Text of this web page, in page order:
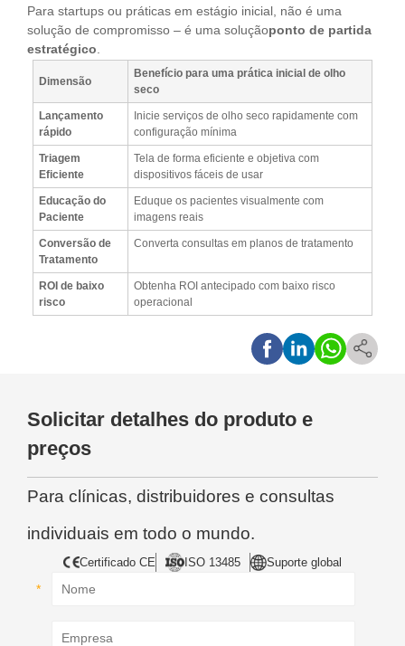
Para startups ou práticas em estágio inicial, não é uma
solução de compromisso – é uma soluçãoponto de partida
estratégico.
Dimensão
Benefício para uma prática inicial de olho
seco
Lançamento
rápido
Inicie serviços de olho seco rapidamente com
configuração mínima
Triagem
Eficiente
Tela de forma eficiente e objetiva com
dispositivos fáceis de usar
Educação do
Paciente
Eduque os pacientes visualmente com
imagens reais
Conversão de
Tratamento
Converta consultas em planos de tratamento
ROI de baixo
risco
Obtenha ROI antecipado com baixo risco
operacional
Solicitar detalhes do produto e
preços
Para clínicas, distribuidores e consultas
individuais em todo o mundo.
Certificado CE ISO 13485 Suporte global